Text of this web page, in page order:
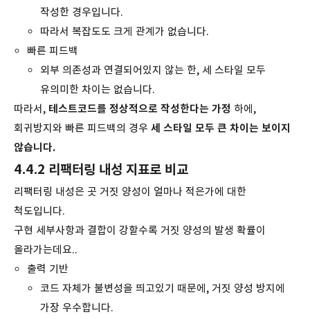
작성한 경우입니다.
따라서 복잡도도 크게 관계가 없습니다.
빠른 피드백
외부 의존성과 연결되어있지 않는 한, 세 스타일 모두
유의미한 차이는 없습니다.
따라서, 테스트코드를 정상적으로 작성한다는 가정 하에,
회귀방지와 빠른 피드백의 경우 세 스타일 모두 큰 차이는 보이지
않습니다.
4.4.2 리팩터링 내성 지표로 비교
리팩터링 내성은 곳 거짓 양성이 얼마나 적은가에 대한
척도입니다.
구현 세부사항과 결합이 강할수록 거짓 양성의 발생 확률이
올라가는데요..
출력 기반
코드 자체가 불변성을 띄고있기 때문에, 거짓 양성 방지에
가장 우수합니다.